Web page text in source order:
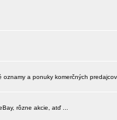
a ponuky komerčných predajcov
rôzne akcie, atď ...